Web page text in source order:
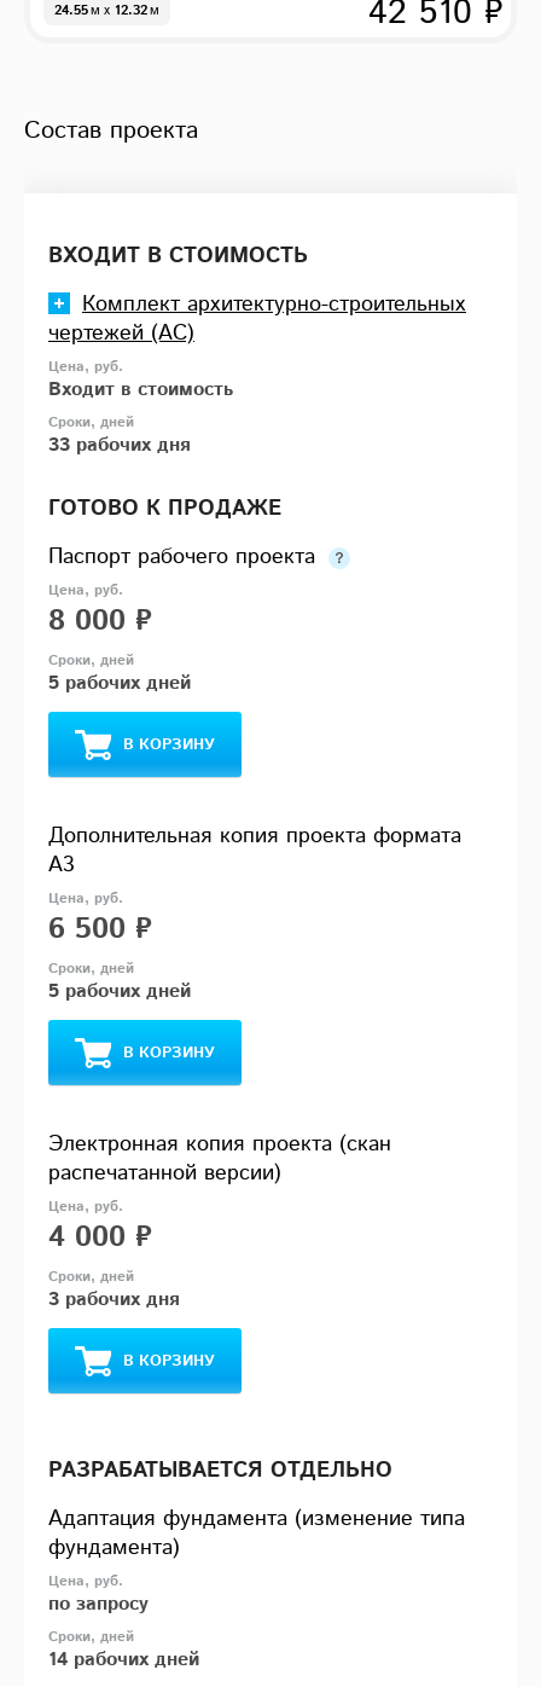
24.55м x 12.32м 42 510 ₽
Состав проекта
ВХОДИТ В СТОИМОСТЬ
Комплект архитектурно-строительных
чертежей (АС)
Входит в стоимость
33 рабочих дня
ГОТОВО К ПРОДАЖЕ
Паспорт рабочего проекта
8 000 ₽
5 рабочих дней
В КОРЗИНУ
Дополнительная копия проекта формата
А3
6 500 ₽
5 рабочих дней
В КОРЗИНУ
Электронная копия проекта (скан
распечатанной версии)
4 000 ₽
3 рабочих дня
В КОРЗИНУ
РАЗРАБАТЫВАЕТСЯ ОТДЕЛЬНО
Адаптация фундамента (изменение типа
фундамента)
по запросу
14 рабочих дней